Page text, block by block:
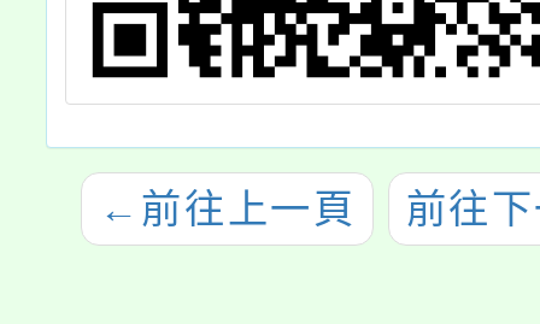
← 前往上一頁 前往